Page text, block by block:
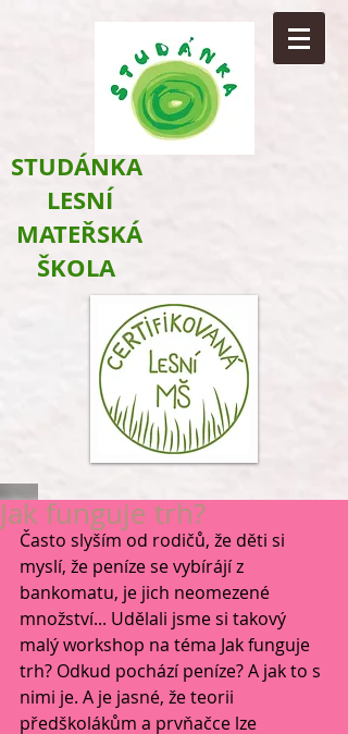
​STUDÁNKA
LESNÍ
MATEŘSKÁ
ŠKOLA
Jak funguje trh?
Často slyším od rodičů, že děti si
myslí, že peníze se vybírájí z
bankomatu, je jich neomezené
množství... Udělali jsme si takový
malý workshop na téma Jak funguje
trh? Odkud pochází peníze? A jak to s
nimi je. A je jasné, že teorii
předškolákům a prvňačce lze